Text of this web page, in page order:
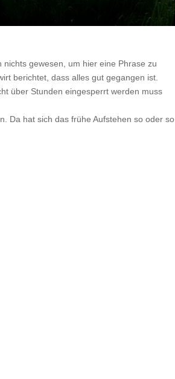
gewesen, um hier eine Phrase zu
berichtet, dass alles gut gegangen ist.
über Stunden eingesperrt werden muss
Da hat sich das frühe Aufstehen so oder so